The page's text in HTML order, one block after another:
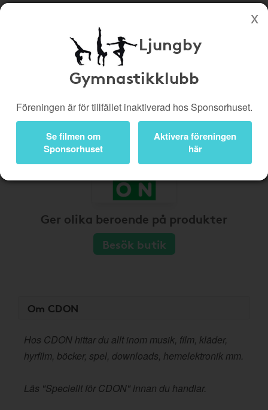
Köp genom denna sida stöttar Ljungby Gymnastikklubb
Butiker
Biobiljetter
Bli medlem
Logga in
Ljungby
Gymnastikklubb
Föreningen är för tillfället inaktiverad hos Sponsorhuset.
Se filmen om
Sponsorhuset
Aktivera föreningen
här
Ger olika beroende på produkter
Besök butik
Om CDON
Hos CDON hittar du allt inom musik, film, kläder,
hyrfilm, böcker, spel, downloads, hemelektronik mm.
Läs "Speciellt för CDON" innan du handlar.